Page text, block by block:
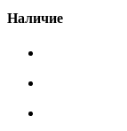
Наличие